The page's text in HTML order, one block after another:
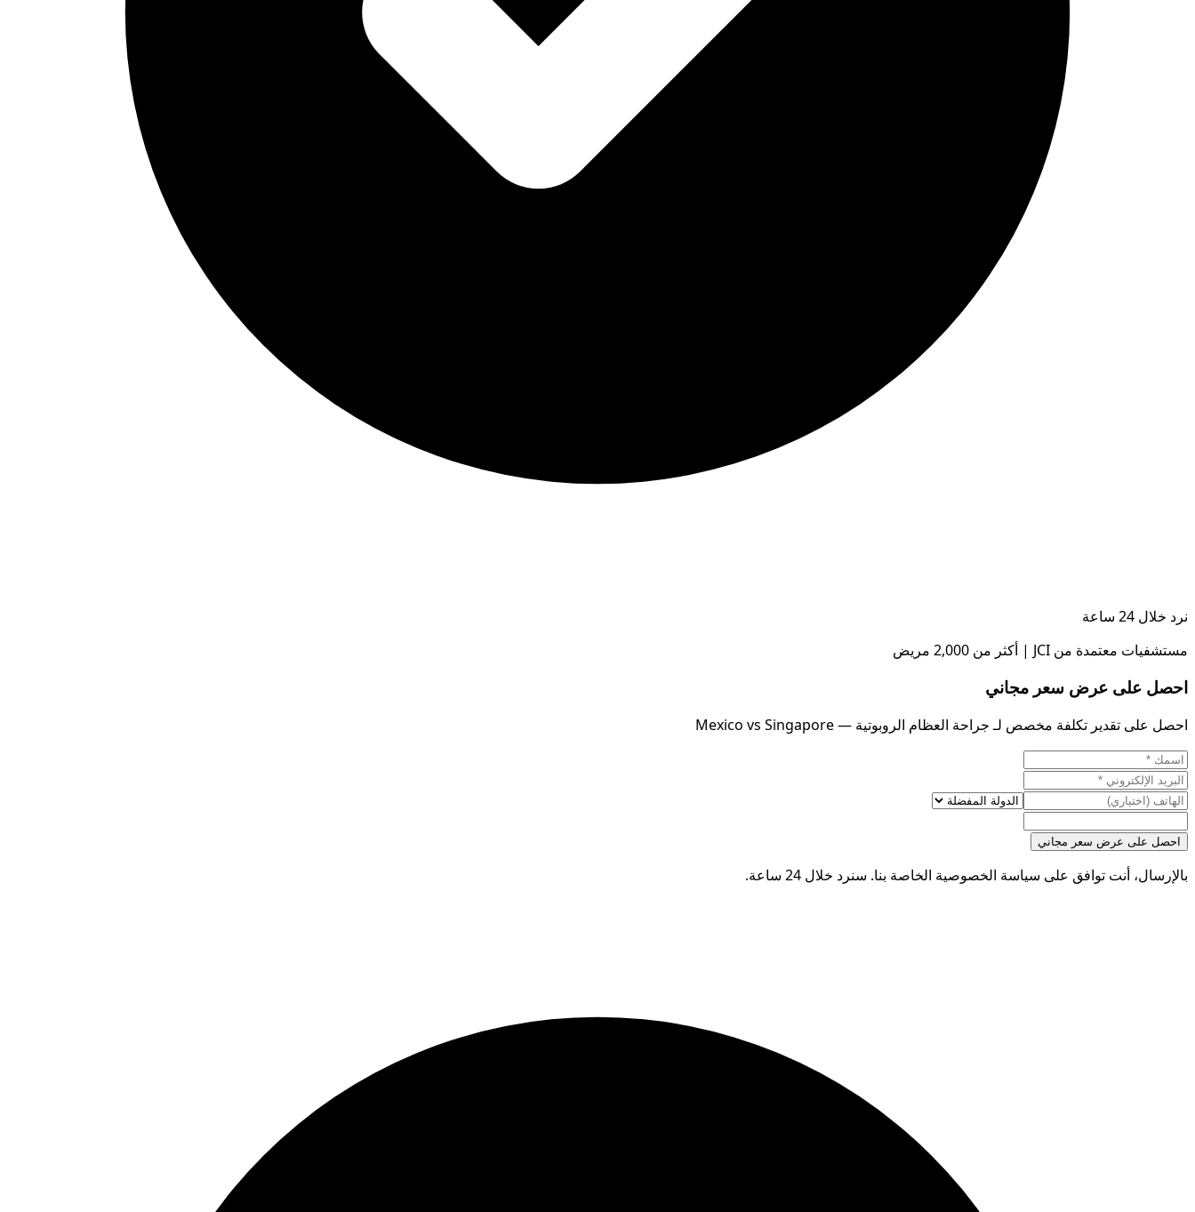
نرد خلال 24 ساعة
مستشفيات معتمدة من JCI | أكثر من 2,000 مريض
احصل على عرض سعر مجاني
احصل على تقدير تكلفة مخصص لـ جراحة العظام الروبوتية — Mexico vs Singapore
احصل على عرض سعر مجاني
بالإرسال، أنت توافق على سياسة الخصوصية الخاصة بنا. سنرد خلال 24 ساعة.